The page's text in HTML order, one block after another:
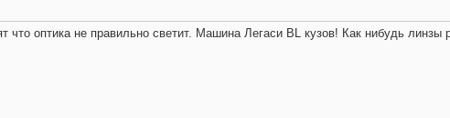
что оптика не правильно светит. Машина Легаси BL кузов! Как нибудь